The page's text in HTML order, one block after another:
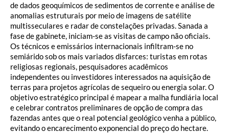
de dados geoquímicos de sedimentos de corrente e análise de
anomalias estruturais por meio de imagens de satélite
multisseculares e radar de constelações privadas. Sanada a
fase de gabinete, iniciam-se as visitas de campo não oficiais.
Os técnicos e emissários internacionais infiltram-se no
semiárido sob os mais variados disfarces: turistas em rotas
religiosas regionais, pesquisadores acadêmicos
independentes ou investidores interessados na aquisição de
terras para projetos agrícolas de sequeiro ou energia solar. O
objetivo estratégico principal é mapear a malha fundiária local
e celebrar contratos preliminares de opção de compra das
fazendas antes que o real potencial geológico venha a público,
evitando o encarecimento exponencial do preço do hectare.